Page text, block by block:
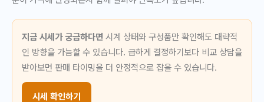
지금 시세가 궁금하다면 시계 상태와 구성품만 확인해도 대략적
인 방향을 가늠할 수 있습니다. 급하게 결정하기보다 비교 상담을
받아보면 판매 타이밍을 더 안정적으로 잡을 수 있습니다.
시세 확인하기